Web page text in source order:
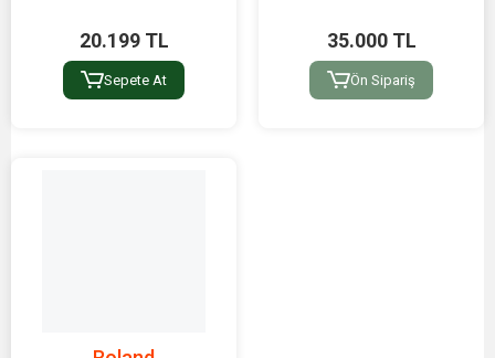
20.199 TL
Sepete At
35.000 TL
Ön Sipariş